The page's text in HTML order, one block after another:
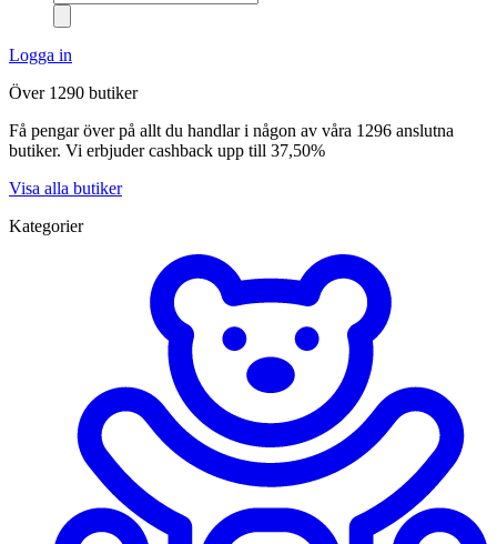
Logga in
Över 1290 butiker
Få pengar över på allt du handlar i någon av våra 1296 anslutna
butiker. Vi erbjuder cashback upp till 37,50%
Visa alla butiker
Kategorier